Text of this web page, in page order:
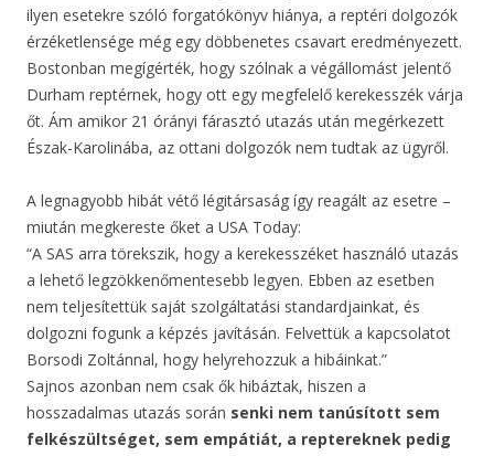
ilyen esetekre szóló forgatókönyv hiánya, a reptéri dolgozók
érzéketlensége még egy döbbenetes csavart eredményezett.
Bostonban megígérték, hogy szólnak a végállomást jelentő
Durham reptérnek, hogy ott egy megfelelő kerekesszék várja
őt. Ám amikor 21 órányi fárasztó utazás után megérkezett
Észak-Karolinába, az ottani dolgozók nem tudtak az ügyről.
A legnagyobb hibát vétő légitársaság így reagált az esetre –
miután megkereste őket a USA Today:
“A SAS arra törekszik, hogy a kerekesszéket használó utazás
a lehető legzökkenőmentesebb legyen. Ebben az esetben
nem teljesítettük saját szolgáltatási standardjainkat, és
dolgozni fogunk a képzés javításán. Felvettük a kapcsolatot
Borsodi Zoltánnal, hogy helyrehozzuk a hibáinkat.”
Sajnos azonban nem csak ők hibáztak, hiszen a
hosszadalmas utazás során senki nem tanúsított sem
felkészültséget, sem empátiát, a reptereknek pedig